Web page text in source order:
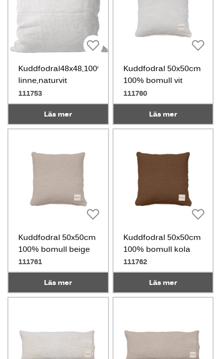
Kuddfodral48x48,100%
linne,naturvit
111753
Läs mer
Kuddfodral 50x50cm
100% bomull vit
111760
Läs mer
Kuddfodral 50x50cm
100% bomull beige
111761
Läs mer
Kuddfodral 50x50cm
100% bomull kola
111762
Läs mer